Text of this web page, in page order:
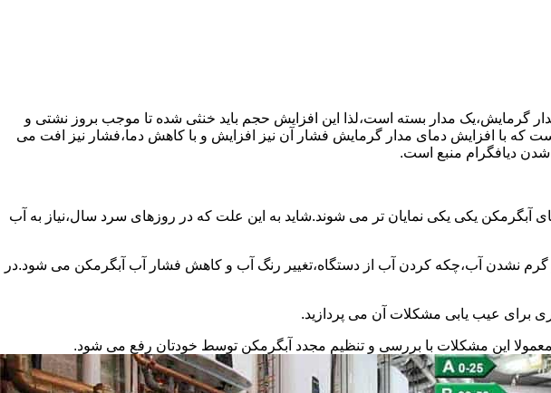
گرمایش،یک مدار بسته است،لذا این افزایش حجم باید خنثی شده تا موجب بروز نشتی و
که با افزایش دمای مدار گرمایش فشار آن نیز افزایش و با کاهش دما،فشار نیز افت می
شدن دیافگرام منبع است.
آبگرمکن یکی یکی نمایان تر می شوند.شاید به این علت که در روزهای سرد سال،نیاز به آب
نشدن آب،چکه کردن آب از دستگاه،تغییر رنگ آب و کاهش فشار آب آبگرمکن می شود.در
برای عیب یابی مشکلات آن می پردازید.
این مشکلات با بررسی و تنظیم مجدد آبگرمکن توسط خودتان رفع می شود.